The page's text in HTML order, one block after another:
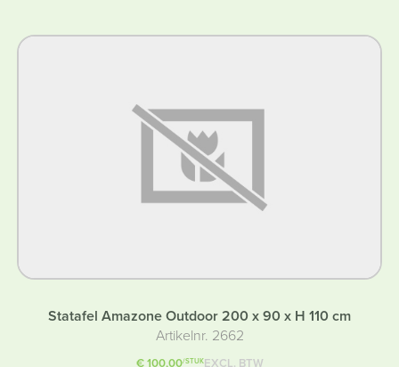
Statafel Amazone Outdoor 200 x 90 x H 110 cm
Artikelnr. 2662
€ 100,00/STUKEXCL. BTW